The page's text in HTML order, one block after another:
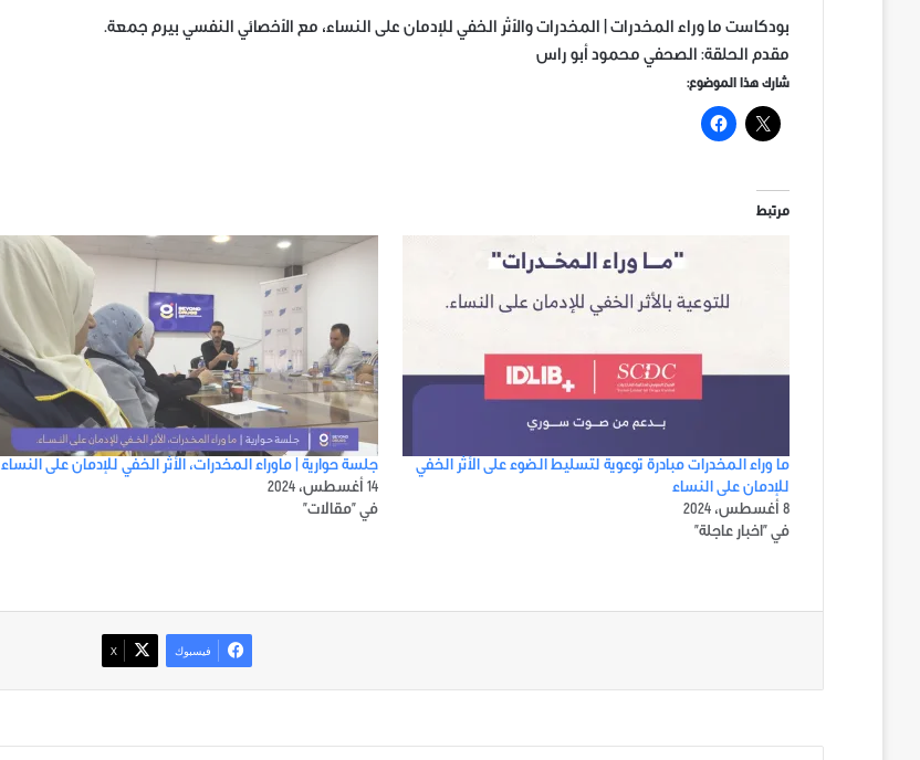
بودكاست ما وراء المخدرات | المخدرات والأثر الخفي للإدمان على النساء، مع الأخصائي النفسي بيرم جمعة.
مقدم الحلقة: الصحفي محمود أبو راس
شارك هذا الموضوع:
مرتبط
ما وراء المخدرات مبادرة توعوية لتسليط الضوء على الأثر الخفي
للإدمان على النساء
8 أغسطس، 2024
في "اخبار عاجلة"
جلسة حوارية | ماوراء المخدرات، الأثر الخفي للإدمان على النساء
14 أغسطس، 2024
في "مقالات"
فيسبوك ‫X